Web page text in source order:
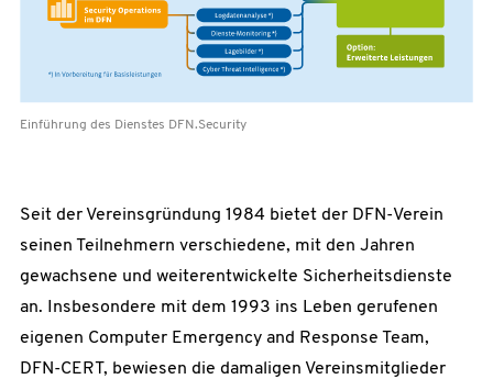
Einführung des Dienstes DFN.Security
Seit der Vereinsgründung 1984 bietet der DFN-Verein
seinen Teilnehmern verschiedene, mit den Jahren
gewachsene und weiterentwickelte Sicherheitsdienste
an. Insbesondere mit dem 1993 ins Leben gerufenen
eigenen Computer Emergency and Response Team,
DFN-CERT, bewiesen die damaligen Vereinsmitglieder